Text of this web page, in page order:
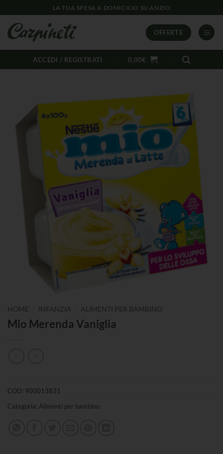
LA TUA SPESA A DOMICILIO SU ANZIO
OFFERTE
ACCEDI / REGISTRATI 0,00€
HOME INFANZIA ALIMENTI PER BAMBINO
Mio Merenda Vaniglia
COD: 900013831
Categoria: Alimenti per bambino